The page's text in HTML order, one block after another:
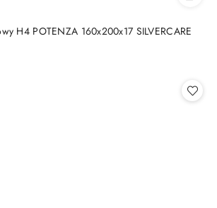
H4 POTENZA 160x200x17 SILVERCARE